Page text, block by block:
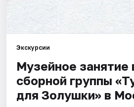
Экскурсии
Музейное занятие
сборной группы
для Золушки» в